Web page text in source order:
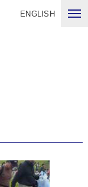
ENGLISH